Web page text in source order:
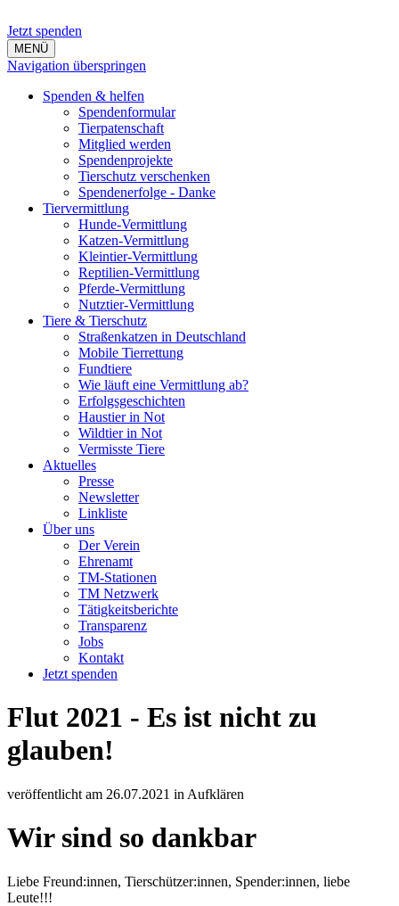
Jetzt spenden
MENÜ
Navigation überspringen
Spenden & helfen
Spendenformular
Tierpatenschaft
Mitglied werden
Spendenprojekte
Tierschutz verschenken
Spendenerfolge - Danke
Tiervermittlung
Hunde-Vermittlung
Katzen-Vermittlung
Kleintier-Vermittlung
Reptilien-Vermittlung
Pferde-Vermittlung
Nutztier-Vermittlung
Tiere & Tierschutz
Straßenkatzen in Deutschland
Mobile Tierrettung
Fundtiere
Wie läuft eine Vermittlung ab?
Erfolgsgeschichten
Haustier in Not
Wildtier in Not
Vermisste Tiere
Aktuelles
Presse
Newsletter
Linkliste
Über uns
Der Verein
Ehrenamt
TM-Stationen
TM Netzwerk
Tätigkeitsberichte
Transparenz
Jobs
Kontakt
Jetzt spenden
Flut 2021 - Es ist nicht zu
glauben!
veröffentlicht am 26.07.2021 in Aufklären
Wir sind so dankbar
Liebe Freund:innen, Tierschützer:innen, Spender:innen, liebe
Leute!!!